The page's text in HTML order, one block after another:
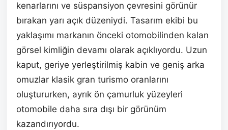
kenarlarını ve süspansiyon çevresini görünür
bırakan yarı açık düzeniydi. Tasarım ekibi bu
yaklaşımı markanın önceki otomobilinden kalan
görsel kimliğin devamı olarak açıklıyordu. Uzun
kaput, geriye yerleştirilmiş kabin ve geniş arka
omuzlar klasik gran turismo oranlarını
oluştururken, ayrık ön çamurluk yüzeyleri
otomobile daha sıra dışı bir görünüm
kazandırıyordu.